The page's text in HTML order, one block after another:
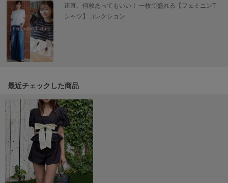
オニツカ タイガー
ORGUE
オルグ
ORR
オル
PATRICK
パトリック
Philly chocolate
フィリーチョコレート
poláura
ポローラ
正直、何枚あってもいい！ 一枚で盛れる【フェミニンT
シャツ】コレクション
最近チェックした商品